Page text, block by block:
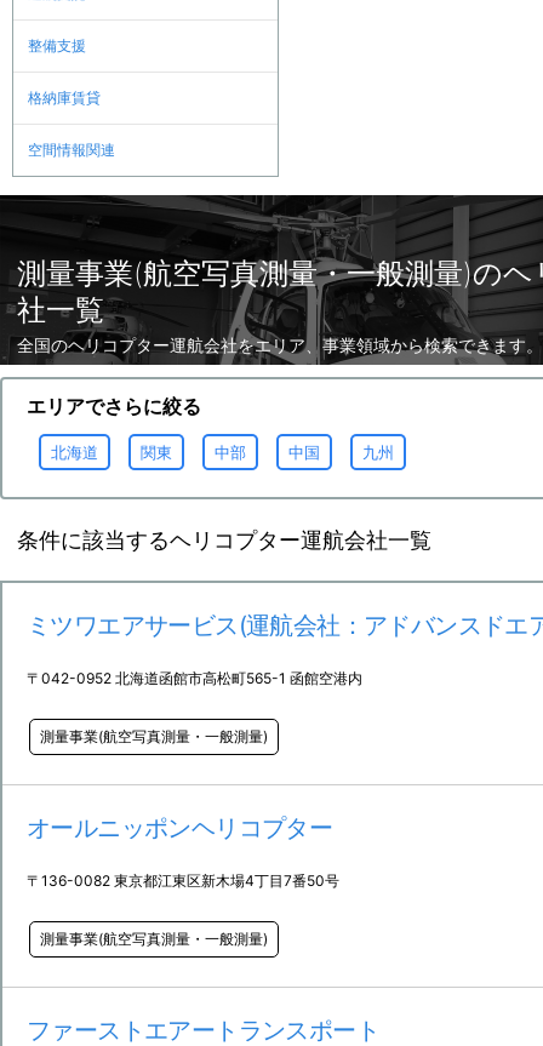
整備支援
格納庫賃貸
空間情報関連
測量事業(航空写真測量・一般測量)の
社一覧
全国のヘリコプター運航会社をエリア、事業領域から検索できます。
エリアでさらに絞る
北海道 関東 中部 中国 九州
条件に該当するヘリコプター運航会社一覧
ミツワエアサービス(運航会社：アドバンスドエ
〒042-0952 北海道函館市高松町565-1 函館空港内
測量事業(航空写真測量・一般測量)
オールニッポンヘリコプター
〒136-0082 東京都江東区新木場4丁目7番50号
測量事業(航空写真測量・一般測量)
ファーストエアートランスポート